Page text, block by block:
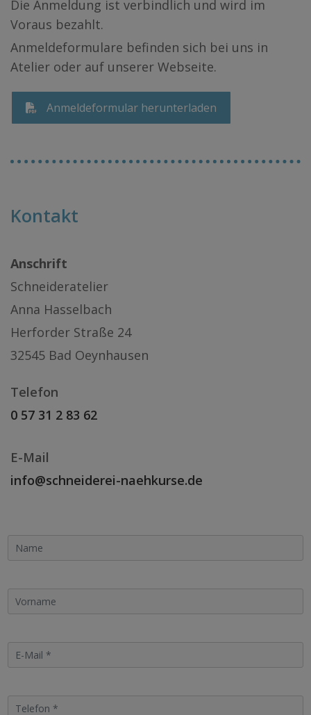
Die Anmeldung ist verbindlich und wird im
Voraus bezahlt.
Anmeldeformulare befinden sich bei uns in
Atelier oder auf unserer Webseite.
Anmeldeformular herunterladen
Kontakt
Anschrift
Schneideratelier
Anna Hasselbach
Herforder Straße 24
32545 Bad Oeynhausen
Telefon
0 57 31 2 83 62
E-Mail
info@schneiderei-naehkurse.de